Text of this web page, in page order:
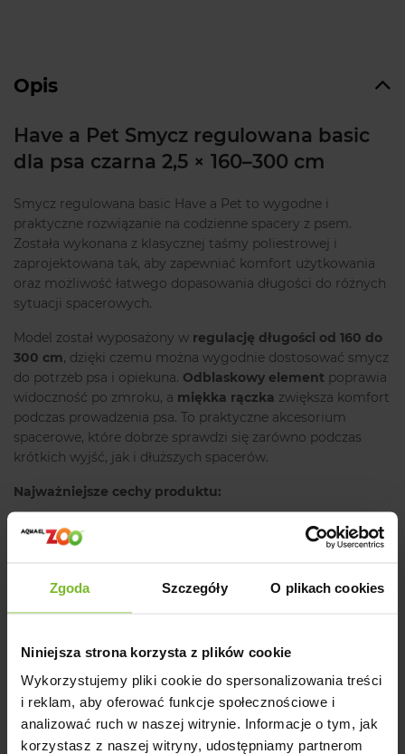
Zgoda Szczegóły O plikach cookies
Niniejsza strona korzysta z plików cookie
Wykorzystujemy pliki cookie do spersonalizowania treści
i reklam, aby oferować funkcje społecznościowe i
analizować ruch w naszej witrynie. Informacje o tym, jak
korzystasz z naszej witryny, udostępniamy partnerom
Opis
Have a Pet Smycz regulowana basic
dla psa czarna 2,5 × 160–300 cm
Smycz regulowana basic Have a Pet to wygodne i
praktyczne rozwiązanie na codzienne spacery z psem.
Została wykonana z klasycznej taśmy poliestrowej i
zaprojektowana tak, aby zapewniać komfort użytkowania
oraz możliwość łatwego dopasowania długości do różnych
sytuacji spacerowych.
Model został wyposażony w regulację długości od 160 do
300 cm, dzięki czemu można wygodnie dostosować smycz
do potrzeb psa i opiekuna. Odblaskowy element poprawia
widoczność po zmroku, a miękka rączka zwiększa komfort
podczas prowadzenia psa. To praktyczne akcesorium
spacerowe, które dobrze sprawdzi się zarówno podczas
krótkich wyjść, jak i dłuższych spacerów.
Najważniejsze cechy produktu:
• regulacja długości
• miękka rączka
W skrócie:
• Rodzaj: smycz regulowana basic
• Rozmiar: 2,5 × 160–300 cm